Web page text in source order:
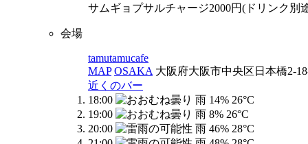
サムギョプサルチャージ2000円(ドリンク別
会場
tamutamucafe
MAP OSAKA 大阪府大阪市中央区日本橋2-
近くのバー
18:00
26°C
19:00
26°C
20:00
28°C